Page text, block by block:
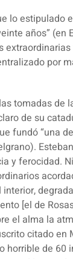
lo estipulado
años” (en
por
tomadas de
de su
fundó “una
y ferocidad.
[el de
el alma la
citado en
horrible de 60